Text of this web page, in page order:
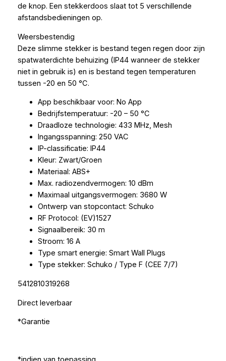
de knop. Een stekkerdoos slaat tot 5 verschillende
afstandsbedieningen op.
Weersbestendig
Deze slimme stekker is bestand tegen regen door zijn
spatwaterdichte behuizing (IP44 wanneer de stekker
niet in gebruik is) en is bestand tegen temperaturen
tussen -20 en 50 °C.
App beschikbaar voor: No App
Bedrijfstemperatuur: -20 – 50 °C
Draadloze technologie: 433 MHz, Mesh
Ingangsspanning: 250 VAC
IP-classificatie: IP44
Kleur: Zwart/Groen
Materiaal: ABS+
Max. radiozendvermogen: 10 dBm
Maximaal uitgangsvermogen: 3680 W
Ontwerp van stopcontact: Schuko
RF Protocol: (EV)1527
Signaalbereik: 30 m
Stroom: 16 A
Type smart energie: Smart Wall Plugs
Type stekker: Schuko / Type F (CEE 7/7)
5412810319268
Direct leverbaar
*Garantie